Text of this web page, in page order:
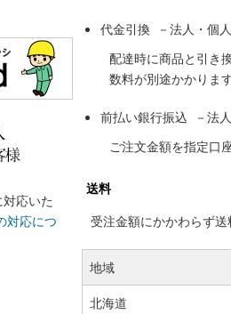
応いた
対応につ
代金引換 －法人・個
配達時に商品と引き
数料が別途かかりま
前払い銀行振込 －法
ご注文金額を指定口
送料
受注金額にかかわらず
地域
北海道